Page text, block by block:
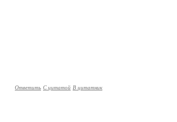
Ответить С цитатой В цитатник